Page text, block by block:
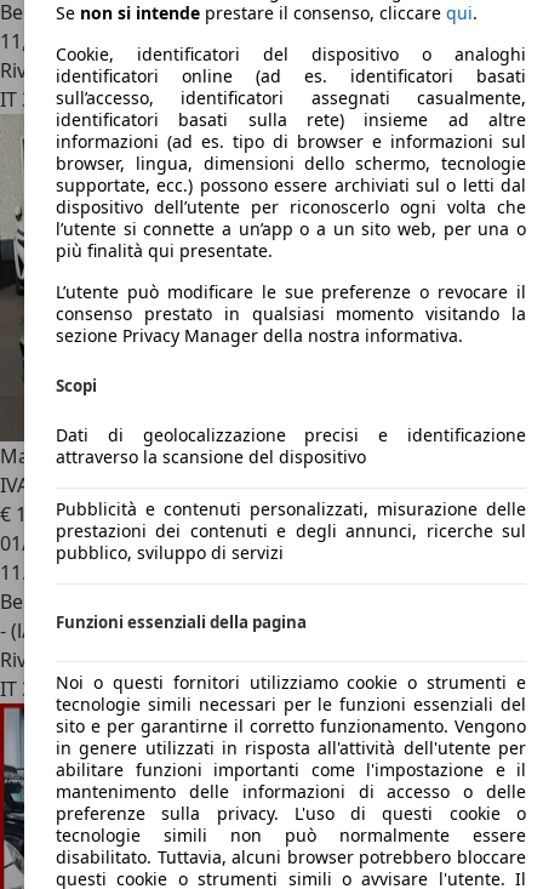
Benzina
11,6 l/100 km (comb.)
Rivenditore
IT 37136Verona - Vr
Maserati MC20 CARBONCERAMIC 3.0 V6 630cv rwd auto /
IVA DEDUCIBILE
€ 189.0001
01/2022
11.600 km
Benzina
- (l/100 km)
Rivenditore
IT 37139Verona - Vr
Se non si intende prestare il consenso, cliccare qui.
Cookie, identificatori del dispositivo o analoghi
identificatori online (ad es. identificatori basati
sull’accesso, identificatori assegnati casualmente,
identificatori basati sulla rete) insieme ad altre
informazioni (ad es. tipo di browser e informazioni sul
browser, lingua, dimensioni dello schermo, tecnologie
supportate, ecc.) possono essere archiviati sul o letti dal
dispositivo dell’utente per riconoscerlo ogni volta che
l’utente si connette a un’app o a un sito web, per una o
più finalità qui presentate.
L’utente può modificare le sue preferenze o revocare il
consenso prestato in qualsiasi momento visitando la
sezione Privacy Manager della nostra informativa.
Scopi
Dati di geolocalizzazione precisi e identificazione
attraverso la scansione del dispositivo
Pubblicità e contenuti personalizzati, misurazione delle
prestazioni dei contenuti e degli annunci, ricerche sul
pubblico, sviluppo di servizi
Funzioni essenziali della pagina
Noi o questi fornitori utilizziamo cookie o strumenti e
tecnologie simili necessari per le funzioni essenziali del
sito e per garantirne il corretto funzionamento. Vengono
in genere utilizzati in risposta all'attività dell'utente per
abilitare funzioni importanti come l'impostazione e il
mantenimento delle informazioni di accesso o delle
preferenze sulla privacy. L'uso di questi cookie o
tecnologie simili non può normalmente essere
disabilitato. Tuttavia, alcuni browser potrebbero bloccare
questi cookie o strumenti simili o avvisare l'utente. Il